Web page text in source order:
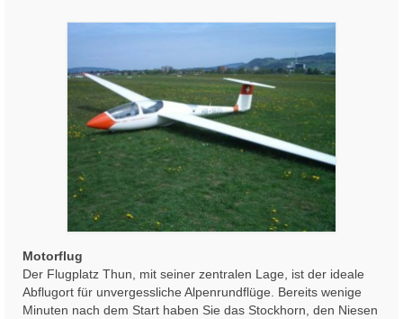
Motorflug
Der Flugplatz Thun, mit seiner zentralen Lage, ist der ideale
Abflugort für unvergessliche Alpenrundflüge. Bereits wenige
Minuten nach dem Start haben Sie das Stockhorn, den Niesen